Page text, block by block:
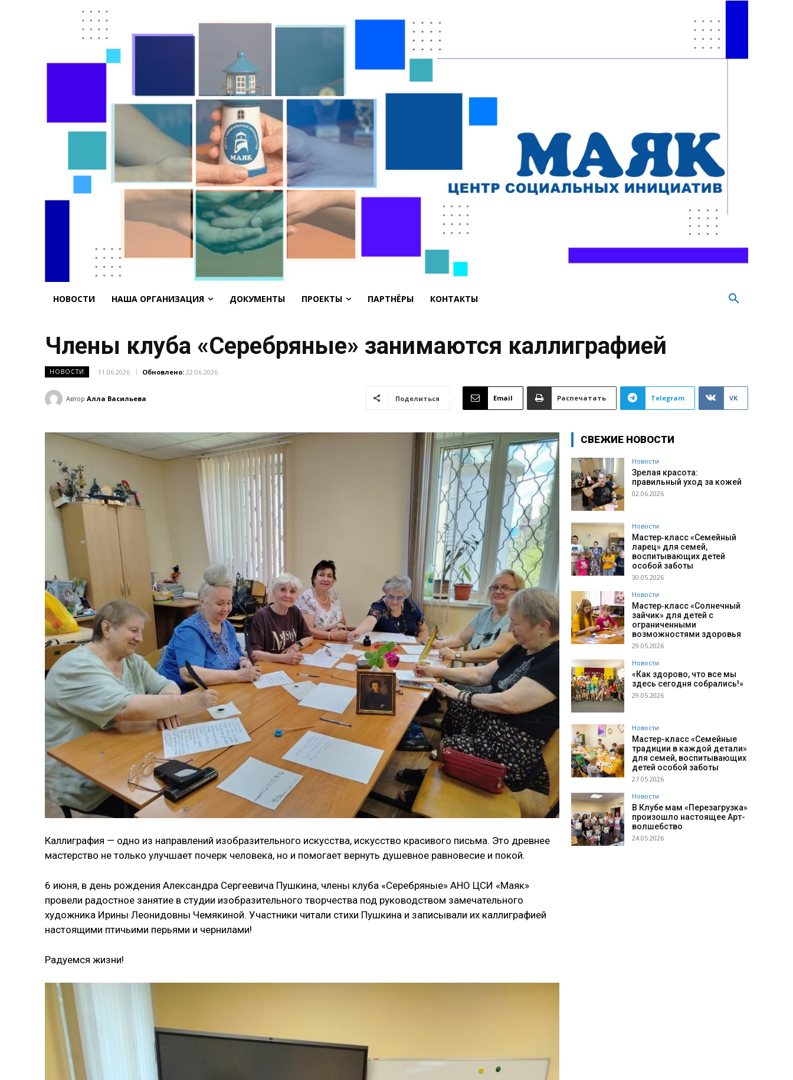
НОВОСТИ НАША ОРГАНИЗАЦИЯ ДОКУМЕНТЫ ПРОЕКТЫ ПАРТНЁРЫ КОНТАКТЫ
Члены клуба «Серебряные» занимаются каллиграфией
НОВОСТИ 11.06.2026 Обновлено: 22.06.2026
Автор Алла Васильева Поделиться Email Распечатать Telegram VK
Каллиграфия — одно из направлений изобразительного искусства, искусство красивого письма. Это древнее
мастерство не только улучшает почерк человека, но и помогает вернуть душевное равновесие и покой.
6 июня, в день рождения Александра Сергеевича Пушкина, члены клуба «Серебряные» АНО ЦСИ «Маяк»
провели радостное занятие в студии изобразительного творчества под руководством замечательного
художника Ирины Леонидовны Чемякиной. Участники читали стихи Пушкина и записывали их каллиграфией
настоящими птичьими перьями и чернилами!
Радуемся жизни!
СВЕЖИЕ НОВОСТИ
Новости
Зрелая красота:
правильный уход за кожей
02.06.2026
Новости
Мастер‑класс «Семейный
ларец» для семей,
воспитывающих детей
особой заботы
30.05.2026
Новости
Мастер‑класс «Солнечный
зайчик» для детей с
ограниченными
возможностями здоровья
29.05.2026
Новости
«Как здорово, что все мы
здесь сегодня собрались!»
29.05.2026
Новости
Мастер-класс «Семейные
традиции в каждой детали»
для семей, воспитывающих
детей особой заботы
27.05.2026
Новости
В Клубе мам «Перезагрузка»
произошло настоящее Арт-
волшебство
24.05.2026